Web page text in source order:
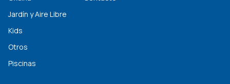
Jardín y Aire Libre
Kids
Otros
Piscinas